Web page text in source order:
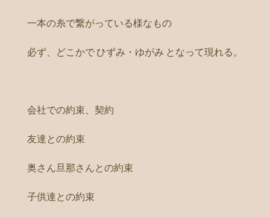
一本の糸で繋がっている様なもの
必ず、どこかで ひずみ・ゆがみ となって現れる。
会社での約束、契約
友達との約束
奥さん旦那さんとの約束
子供達との約束